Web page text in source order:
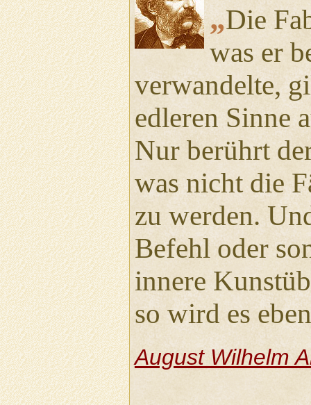
„Die
was er
verwandelte,
edleren Sinne
Nur berührt
was nicht die
zu werden.
Befehl oder
innere
so wird es
August Wilhelm